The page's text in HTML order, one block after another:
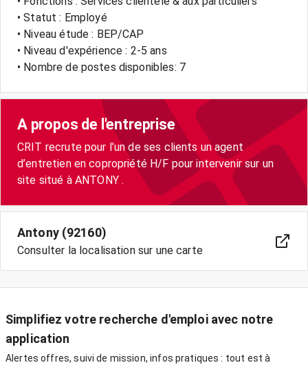
• Statut : Employé
• Niveau étude : BEP/CAP
• Niveau d'expérience : 2-5 ans
• Nombre de postes disponibles: 7
A propos de l'entreprise
CRIT recrute pour l’un de ses clients un agent
d’entretien en copropriété H/F pour intervenir sur un
site situé à ANTONY .
Antony (92160)
Consulter la localisation sur une carte
Simplifiez votre recherche d'emploi avec notre
application
Alertes offres, suivi de mission, infos pratiques : tout est à